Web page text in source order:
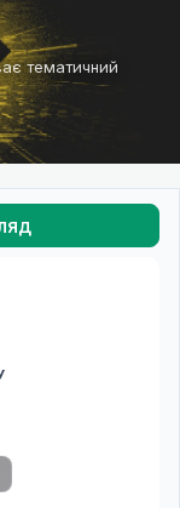
тематичний